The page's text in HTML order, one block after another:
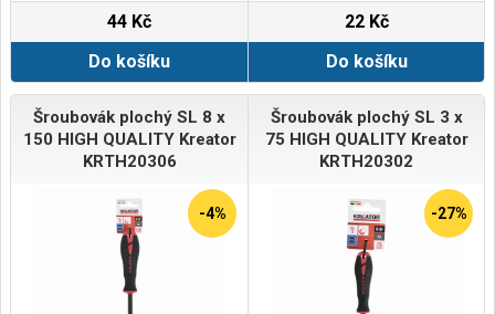
44 Kč
Do košíku
22 Kč
Do košíku
Šroubovák plochý SL 8 x
150 HIGH QUALITY Kreator
KRTH20306
-4%
Šroubovák plochý SL 3 x
75 HIGH QUALITY Kreator
KRTH20302
-27%